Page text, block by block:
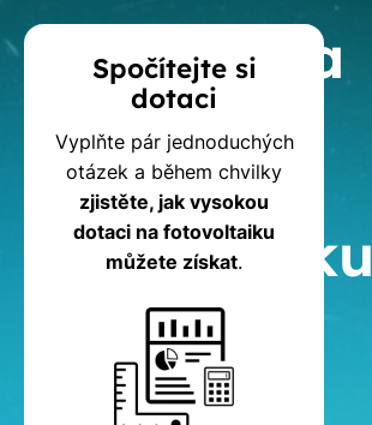
Kalkulačka
dotací
na
fotovoltaiku
Spočítejte si
dotaci
Vyplňte pár jednoduchých
otázek a během chvilky
zjistěte, jak vysokou
dotaci na fotovoltaiku
můžete získat.